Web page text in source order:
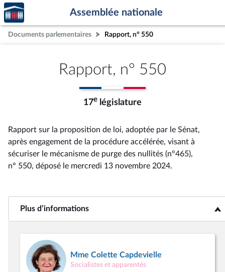
Aller au contenu
Aller en bas de la page
Accèder
à la
page
d'accueil
Assemblée nationale
Documents parlementaires Rapport, n° 550
Rapport, n° 550
17e législature
Rapport sur la proposition de loi, adoptée par le Sénat,
après engagement de la procédure accélérée, visant à
sécuriser le mécanisme de purge des nullités (n°465),
n° 550, déposé le mercredi 13 novembre 2024.
Plus d’informations<b>Plus d’informations</b>
Mme Colette Capdevielle
Socialistes et apparentés